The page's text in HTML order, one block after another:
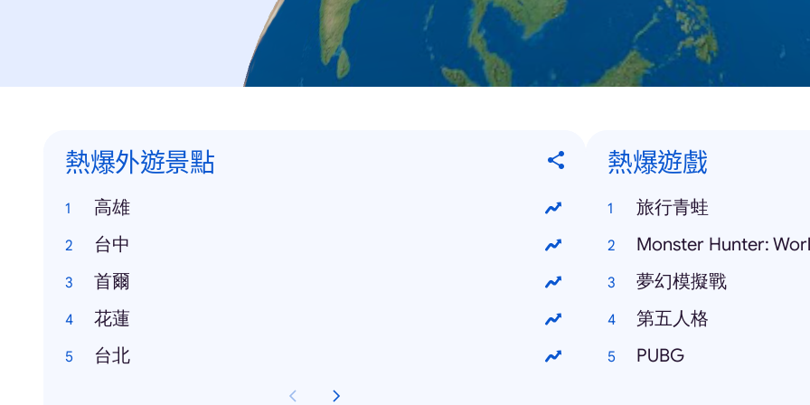
熱爆外遊景點
高雄
台中
首爾
花蓮
台北
熱爆遊戲
旅行青蛙
Monster Hunter:
夢幻模擬戰
第五人格
PUBG